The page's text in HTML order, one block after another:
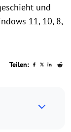
und
11, 10, 8,
Teilen: